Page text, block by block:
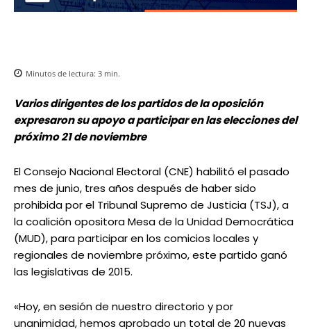
Minutos de lectura: 3 min.
Varios dirigentes de los partidos de la oposición
expresaron su apoyo a participar en las elecciones del
próximo 21 de noviembre
El Consejo Nacional Electoral (CNE) habilitó el pasado
mes de junio, tres años después de haber sido
prohibida por el Tribunal Supremo de Justicia (TSJ), a
la coalición opositora Mesa de la Unidad Democrática
(MUD), para participar en los comicios locales y
regionales de noviembre próximo, este partido ganó
las legislativas de 2015.
«Hoy, en sesión de nuestro directorio y por
unanimidad, hemos aprobado un total de 20 nuevas